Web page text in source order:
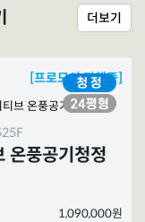
더보기
[프로모션 진행중]
온풍공기청정
1,090,000원